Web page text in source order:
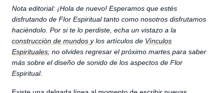
Nota editorial: ¡Hola de nuevo! Esperamos que estés
disfrutando de Flor Espiritual tanto como nosotros disfrutamos
haciéndolo. Por si te lo perdiste, echa un vistazo a la
construcción de mundos y los artículos de Vínculos
Espirituales; no olvides regresar el próximo martes para saber
más sobre el diseño de sonido de los aspectos de Flor
Espiritual.